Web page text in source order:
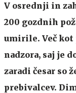
V osrednji in
200 gozdnih
umirile. Več kot
nadzora, saj je
zaradi česar so
prebivalcev.